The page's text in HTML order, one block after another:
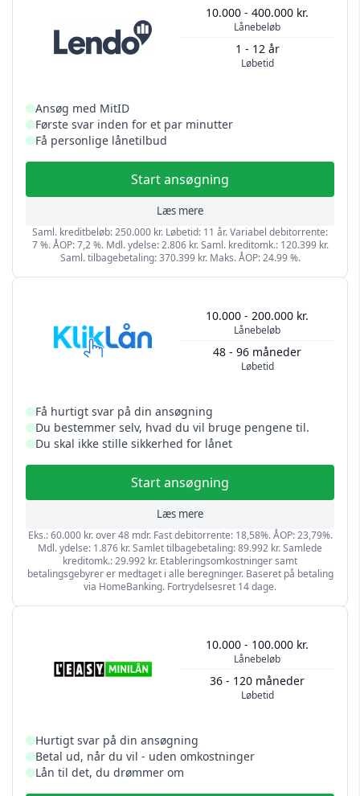
Lånebeløb
10.000 - 400.000 kr.
Løbetid
1 - 12 år
Ansøg med MitID
Første svar inden for et par minutter
Få personlige lånetilbud
Start ansøgning
Læs mere
Saml. kreditbeløb: 250.000 kr. Løbetid: 11 år. Variabel debitorrente:
7 %. ÅOP: 7,2 %. Mdl. ydelse: 2.806 kr. Saml. kreditomk.: 120.399 kr.
Saml. tilbagebetaling: 370.399 kr. Maks. ÅOP: 24.99 %.
Lånebeløb
10.000 - 200.000 kr.
Løbetid
48 - 96 måneder
Få hurtigt svar på din ansøgning
Du bestemmer selv, hvad du vil bruge pengene til.
Du skal ikke stille sikkerhed for lånet
Start ansøgning
Læs mere
Eks.: 60.000 kr. over 48 mdr. Fast debitorrente: 18,58%. ÅOP: 23,79%.
Mdl. ydelse: 1.876 kr. Samlet tilbagebetaling: 89.992 kr. Samlede
kreditomk.: 29.992 kr. Etableringsomkostninger samt
betalingsgebyrer er medtaget i alle beregninger. Baseret på betaling
via HomeBanking. Fortrydelsesret 14 dage.
Lånebeløb
10.000 - 100.000 kr.
Løbetid
36 - 120 måneder
Hurtigt svar på din ansøgning
Betal ud, når du vil - uden omkostninger
Lån til det, du drømmer om